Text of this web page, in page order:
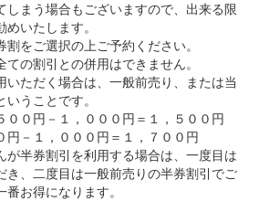
しまう場合もございますので、出来る限
めいたします。
割をご選択の上ご予約ください。
ての割引との併用はできません。
いただく場合は、一般前売り、または当
いうことです。
００円－１，０００円＝１，５００円
円－１，０００円＝１，７００円
が半券割引を利用する場合は、一度目は
き、二度目は一般前売りの半券割引でご
お得になります。